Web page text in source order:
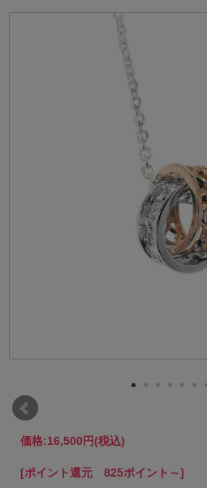
価格:16,500円(税込)
[ポイント還元 825ポイント～]